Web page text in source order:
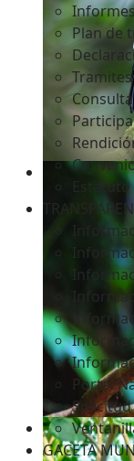
Plan de
Portal
GACETA